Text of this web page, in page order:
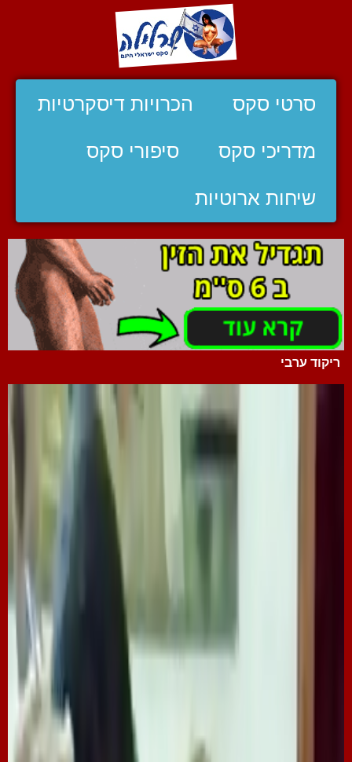
סרטי סקס הכרויות דיסקרטיות
מדריכי סקס סיפורי סקס
שיחות ארוטיות
ריקוד ערבי